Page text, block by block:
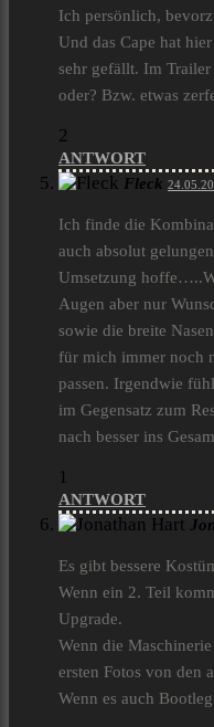
Ich persönlich,
Und das Cape hat
sehr gefällt. Im Trailer
oder? Bzw. etwas
2
ANTWORT
Fleck
Ich finde die
auch absolut
Umsetzung
Augen aber nur
sowie die breite
für mich immer noch
passen. Irgendwie
im Gegensatz zum
nach besser ins
1
ANTWORT
Es gibt bessere
Wenn ein 2. Teil
Upgrade.
Wenn die
ersten Fotos von den
Wenn es auch